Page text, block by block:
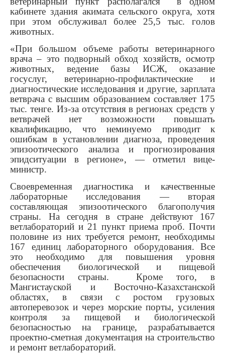
кабинете здания акимата сельского округа, хотя
при этом обслуживал более 25,5 тыс. голов
животных.
«При большом объеме работы ветеринарного
врача – это подворный обход хозяйств, осмотр
животных, ведение базы ИСЖ, оказание
госуслуг, ветеринарно-профилактические и
диагностические исследования и другие, зарплата
ветврача с высшим образованием составляет 175
тыс. тенге. Из-за отсутствия в регионах средств у
ветврачей нет возможности повышать
квалификацию, что неминуемо приводит к
ошибкам в установлении диагноза, проведения
эпизоотического анализа и прогнозирования
эпидситуации в регионе», — отметил вице-
министр.
Своевременная диагностика и качественные
лабораторные исследования — вторая
составляющая эпизоотического благополучия
страны. На сегодня в стране действуют 167
ветлабораторий и 21 пункт приема проб. Почти
половине из них требуется ремонт, необходимы
167 единиц лабораторного оборудования. Все
это необходимо для повышения уровня
обеспечения биологической и пищевой
безопасности страны. Кроме того, в
Мангистауской и Восточно-Казахстанской
областях, в связи с ростом грузовых
автоперевозок и через морские порты, усиления
контроля за пищевой и биологической
безопасностью на границе, разрабатывается
проектно-сметная документация на строительство
и ремонт ветлабораторий.